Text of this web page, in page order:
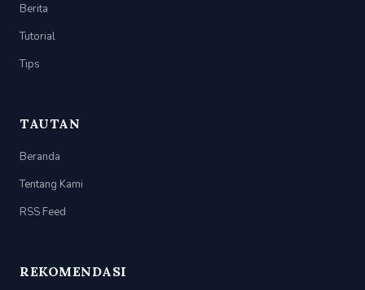
Berita
Tutorial
Tips
TAUTAN
Beranda
Tentang Kami
RSS Feed
REKOMENDASI